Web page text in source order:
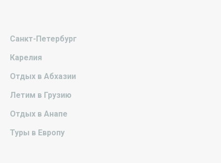
Санкт-Петербург
Карелия
Отдых в Абхазии
Летим в Грузию
Отдых в Анапе
Туры в Европу